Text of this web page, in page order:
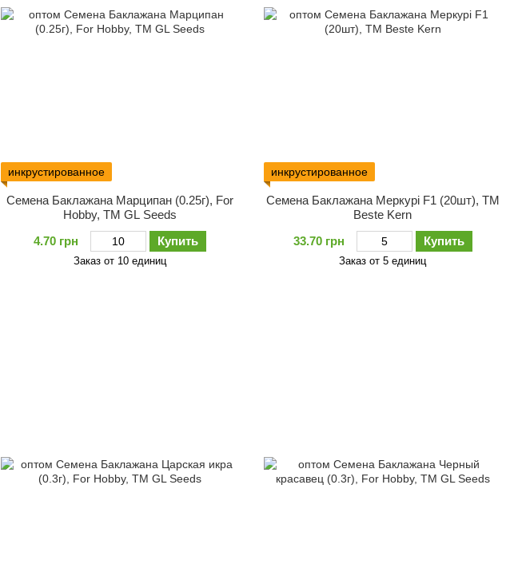
инкрустированное
Семена Баклажана Марципан (0.25г), For
Hobby, TM GL Seeds
4.70 грн
Купить
Заказ от 10 единиц
инкрустированное
Семена Баклажана Меркурі F1 (20шт), ТМ
Bestе Kern
33.70 грн
Купить
Заказ от 5 единиц